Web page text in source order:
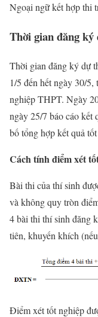
Ngoại ngữ kết hợp thi
Thời gian đăng
Thời gian đăng ký dự
1/5 đến hết ngày 30/
nghiệp THPT. Ngày
ngày 25/7 báo cáo
bố tổng hợp kết quả
Cách tính điểm xét
Bài thi của thí sinh
và không quy tròn
4 bài thi thí sinh đăng
tiên, khuyến khích
Điểm xét tốt nghiệp